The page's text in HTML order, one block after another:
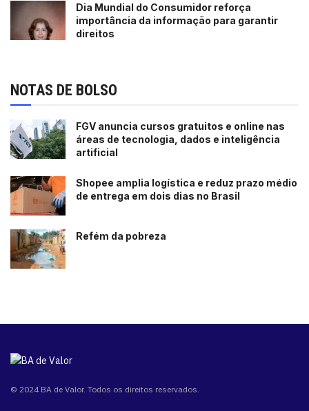
Dia Mundial do Consumidor reforça
importância da informação para garantir
direitos
NOTAS DE BOLSO
FGV anuncia cursos gratuitos e online nas
áreas de tecnologia, dados e inteligência
artificial
Shopee amplia logística e reduz prazo médio
de entrega em dois dias no Brasil
Refém da pobreza
© 2024 BA de Valor. Todos os direitos reservados.